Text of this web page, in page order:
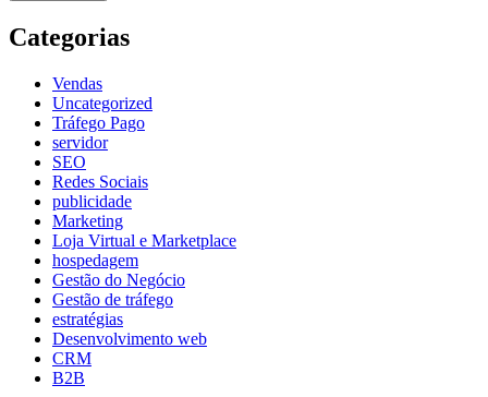
Categorias
Vendas
Uncategorized
Tráfego Pago
servidor
SEO
Redes Sociais
publicidade
Marketing
Loja Virtual e Marketplace
hospedagem
Gestão do Negócio
Gestão de tráfego
estratégias
Desenvolvimento web
CRM
B2B